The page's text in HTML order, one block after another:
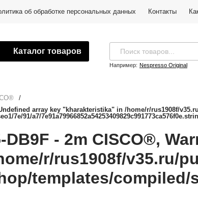
об обработке персональных данных Контакты
Каталог товаров
Например: Nespresso Original
/
array key "kharakteristika" in /home/r/rus1908f/
7e/91/a7/
DB9F - 2m CISCO®,
r/rus1908f/v35.ru/
templates/compiled/